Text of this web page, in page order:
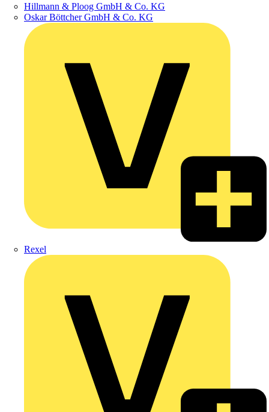
Hillmann & Ploog GmbH & Co. KG
Oskar Böttcher GmbH & Co. KG
Rexel